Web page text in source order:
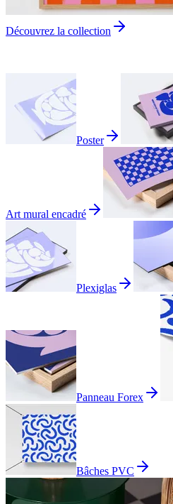
Découvrez la collection
Poster
Art mural encadré
Plexiglas
Panneau Forex
Bâches PVC